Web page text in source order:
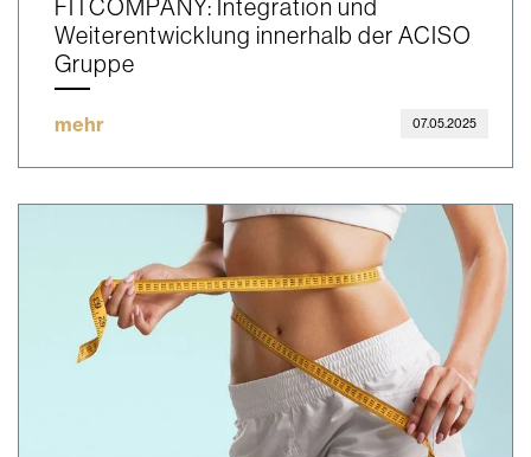
FITCOMPANY: Integration und
Weiterentwicklung innerhalb der ACISO
Gruppe
mehr 07.05.2025